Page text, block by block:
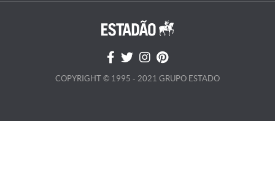
COPYRIGHT © 1995 - 2021 GRUPO ESTADO